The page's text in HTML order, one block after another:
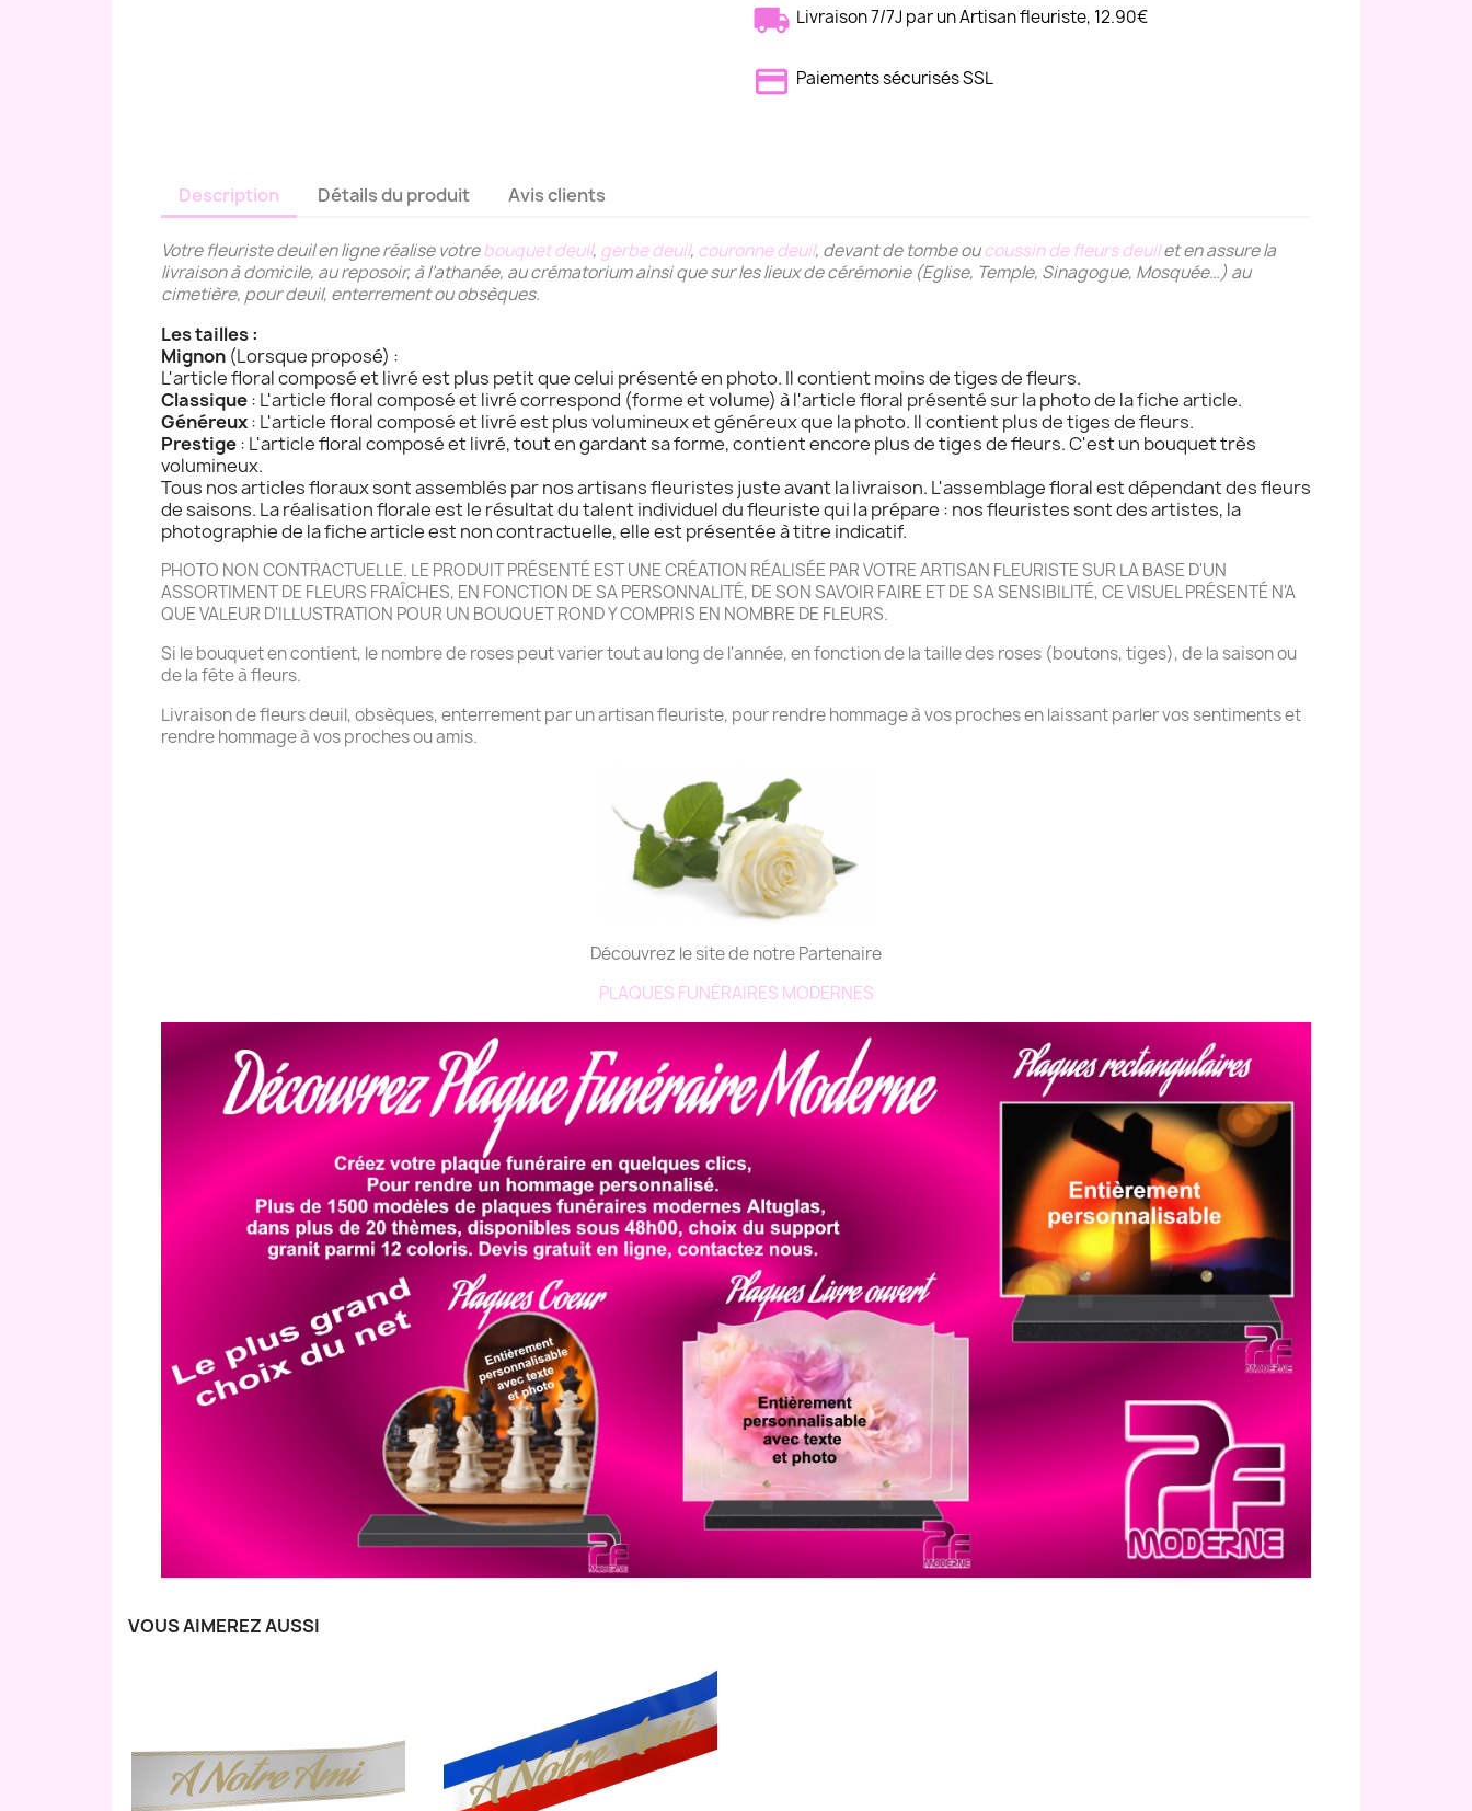
Livraison 7/7J par un Artisan fleuriste, 12.90€
Paiements sécurisés SSL
Description Détails du produit Avis clients
Votre fleuriste deuil en ligne réalise votrebouquet deuil, gerbe deuil, couronne deuil, devant de tombe oucoussin de fleurs deuilet en assure la
livraison à domicile, au reposoir, à l’athanée, au crématorium ainsi que sur les lieux de cérémonie (Eglise, Temple, Sinagogue, Mosquée…) au
cimetière, pour deuil, enterrement ou obsèques.
Les tailles :
Mignon (Lorsque proposé) :
L'article floral composé et livré est plus petit que celui présenté en photo. Il contient moins de tiges de fleurs.
Classique: L'article floral composé et livré correspond (forme et volume) à l'article floral présenté sur la photo de la fiche article.
Généreux: L'article floral composé et livré est plus volumineux et généreux que la photo. Il contient plus de tiges de fleurs.
Prestige: L'article floral composé et livré, tout en gardant sa forme, contient encore plus de tiges de fleurs. C'est un bouquet très
volumineux.
Tous nos articles floraux sont assemblés par nos artisans fleuristes juste avant la livraison. L'assemblage floral est dépendant des fleurs
de saisons. La réalisation florale est le résultat du talent individuel du fleuriste qui la prépare : nos fleuristes sont des artistes, la
photographie de la fiche article est non contractuelle, elle est présentée à titre indicatif.
PHOTO NON CONTRACTUELLE. LE PRODUIT PRÉSENTÉ EST UNE CRÉATION RÉALISÉE PAR VOTRE ARTISAN FLEURISTE SUR LA BASE D'UN
ASSORTIMENT DE FLEURS FRAÎCHES, EN FONCTION DE SA PERSONNALITÉ, DE SON SAVOIR FAIRE ET DE SA SENSIBILITÉ, CE VISUEL PRÉSENTÉ N'A
QUE VALEUR D'ILLUSTRATION POUR UN BOUQUET ROND Y COMPRIS EN NOMBRE DE FLEURS.
Si le bouquet en contient, le nombre de roses peut varier tout au long de l'année, en fonction de la taille des roses (boutons, tiges), de la saison ou
de la fête à fleurs.
Livraison de fleurs deuil, obsèques, enterrement par un artisan fleuriste, pour rendre hommage à vos proches en laissant parler vos sentiments et
rendre hommage à vos proches ou amis.
Découvrez le site de notre Partenaire
PLAQUES FUNÉRAIRES MODERNES
VOUS AIMEREZ AUSSI